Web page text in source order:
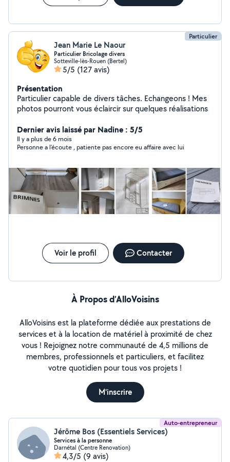
Particulier
Jean Marie Le Naour
Particulier Bricolage divers
Sotteville-lès-Rouen (Bertel)
5/5 (127 avis)
Présentation
Particulier capable de divers tâches. Echangeons ! Mes
photos pourront vous éclaircir sur quelques réalisations
Dernier avis laissé par Nadine : 5/5
Il y a plus de 6 mois
Personne a l’écoute , patiente pas encore eu affaire avec lui
Voir le profil Contacter
À Propos d’AlloVoisins
AlloVoisins est la plateforme dédiée aux prestations de
services et à la location de matériel à proximité de chez
vous ! Rejoignez notre communauté de 4,5 millions de
membres, professionnels et particuliers, et facilitez
votre quotidien pour tous vos projets !
M'inscrire
Auto-entrepreneur
Jérôme Bos (Essentiels Services)
Services à la personne
Darnétal (Centre Renovation)
4,3/5 (9 avis)